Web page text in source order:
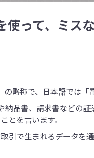
使って、ミス
略称で、日本語では「
納品書、請求書などの
とを言います。
引で生まれるデータを